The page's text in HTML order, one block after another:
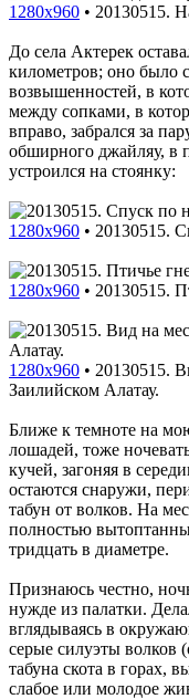
1280x960 • 20130515.
До села Актерек
километров; оно было
возвышенностей, в
между сопками, в
вправо, забрался за
обширного джайляу, в
устроился на стоянку:
1280x960 • 20130515.
1280x960 • 20130515.
1280x960 • 20130515.
Заилийском Алатау.
Ближе к темноте на
лошадей, тоже
кучей, загоняя в
остаются снаружи,
табун от волков. На
полностью
тридцать в диаметре.
Признаюсь честно,
нужде из палатки.
вглядываясь в
серые силуэты волков
табуна скота в горах,
слабое или молодое